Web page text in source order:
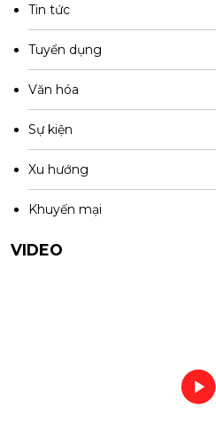
Tin tức
Tuyển dụng
Văn hóa
Sự kiện
Xu hướng
Khuyến mại
VIDEO